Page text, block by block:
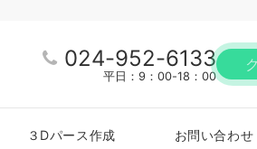
024-952-6133
平日：9：00-18：00
３Dパース作成 お問い合わせ